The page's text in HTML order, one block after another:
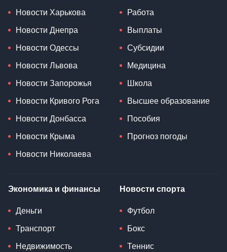
Новости Харькова
Новости Днепра
Новости Одессы
Новости Львова
Новости Запорожья
Новости Кривого Рога
Новости Донбасса
Новости Крыма
Новости Николаева
Работа
Выплаты
Субсидии
Медицина
Школа
Высшее образование
Пособия
Прогноз погоды
Экономика и финансы
Деньги
Транспорт
Недвижимость
Новости спорта
Футбол
Бокс
Теннис